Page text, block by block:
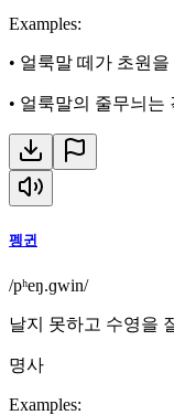
Examples:
• 얼룩말 떼가 초원
• 얼룩말의 줄무늬는
펭귄
/pʰeŋ.ɡwin/
날지 못하고 수영을
명사
Examples: